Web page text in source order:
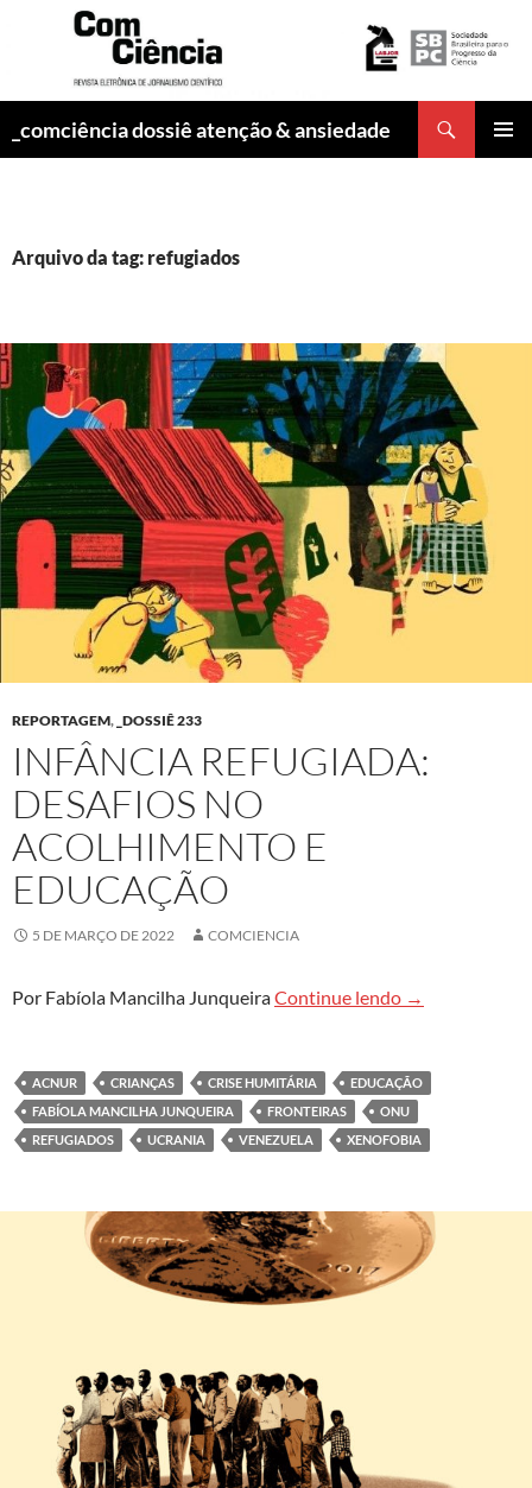
_comciência dossiê atenção & ansiedade
Arquivo da tag: refugiados
REPORTAGEM, _DOSSIÊ 233
INFÂNCIA REFUGIADA:
DESAFIOS NO
ACOLHIMENTO E
EDUCAÇÃO
5 DE MARÇO DE 2022 COMCIENCIA
Por Fabíola Mancilha JunqueiraContinue lendo Infância
→
ACNUR CRIANÇAS CRISE HUMITÁRIA
EDUCAÇÃO
FABÍOLA MANCILHA JUNQUEIRA
FRONTEIRAS
ONU
REFUGIADOS
UCRANIA VENEZUELA XENOFOBIA